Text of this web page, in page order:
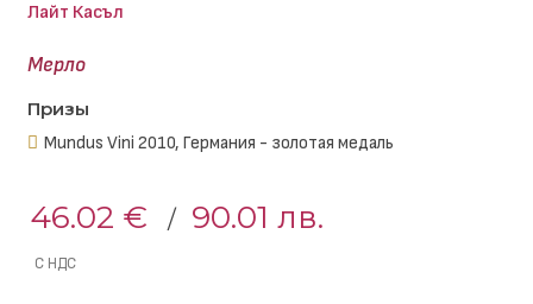
Лайт Касъл
Мерло
Призы
Mundus Vini 2010, Германия - золотая медаль
46.02 € 90.01 лв.
С НДС